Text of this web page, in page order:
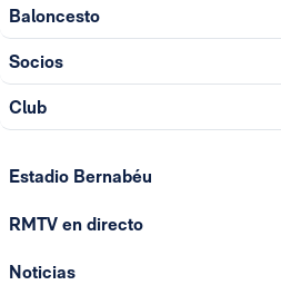
Baloncesto
Socios
Club
Estadio Bernabéu
RMTV en directo
Noticias